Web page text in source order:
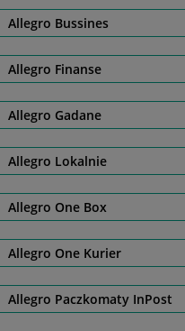
Allegro Bussines
Allegro Finanse
Allegro Gadane
Allegro Lokalnie
Allegro One Box
Allegro One Kurier
Allegro Paczkomaty InPost